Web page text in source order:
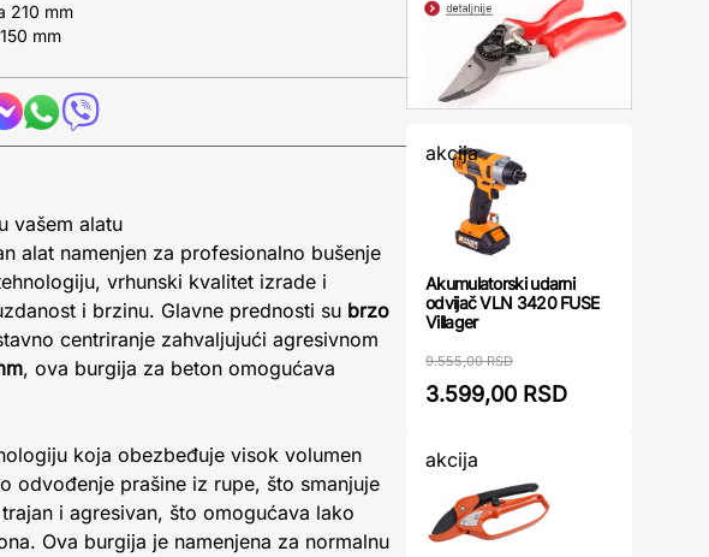
210 mm
mm
vašem alatu
alat namenjen za profesionalno bušenje
vrhunski kvalitet izrade i
i brzinu. Glavne prednosti su brzo
centriranje zahvaljujući agresivnom
, ova burgija za beton omogućava
koja obezbeđuje visok volumen
odvođenje prašine iz rupe, što smanjuje
i agresivan, što omogućava lako
Ova burgija je namenjena za normalnu
akcija
Akumulatorski udarni
odvijač VLN 3420 FUSE
Villager
9.555,00 RSD
3.599,00 RSD
akcija